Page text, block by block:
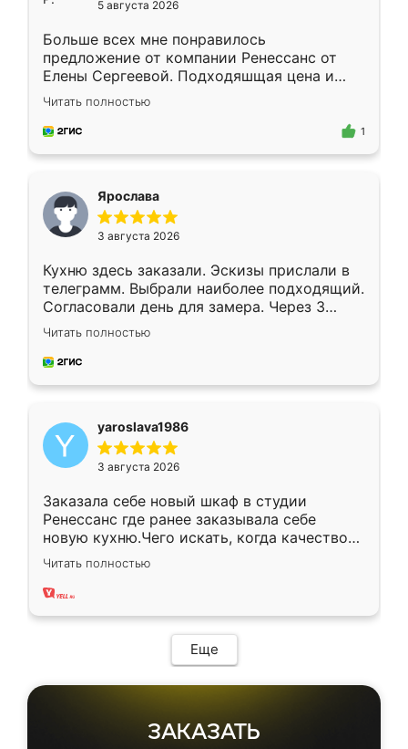
5 августа 2026
Больше всех мне понравилось
предложение от компании Ренессанс от
Елены Сергеевой. Подходяшщая цена и
короткие сроки изготовления. Приехавший
для замера сотрудник Владислав
предложил по моему эскизу самый
Читать полностью
1
Ярослава
3 августа 2026
Кухню здесь заказали. Эскизы прислали в
телеграмм. Выбрали наиболее подходящий.
Согласовали день для замера. Через 3
недели кухня была уже готова. Остались
довольны работой. Спасибо Ренессанс
мебель за качественную работу!
Читать полностью
yaroslava1986
3 августа 2026
Заказала себе новый шкаф в студии
Ренессанс где ранее заказывала себе
новую кухню.Чего искать, когда качеством
вполне довольна. Служит кухня уже почти
два года, нареканий нет.
Читать полностью
Еще
ЗАКАЗАТЬ